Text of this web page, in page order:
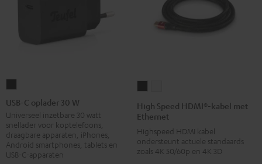
C
oplader
30
W
Zwart
USB-C oplader 30 W
Universeel inzetbare 30 watt
snellader voor koptelefoons,
draagbare apparaten, iPhones,
Android smartphones, tablets en
USB-C-apparaten
Speed
HDMI®-
kabel
met
Ethernet
Speed
HDMI®-
kabel
met
Ethernet
High Speed HDMI®-kabel met
Ethernet
Highspeed HDMI kabel
ondersteunt actuele standaards
zoals 4K 50/60p en 4K 3D